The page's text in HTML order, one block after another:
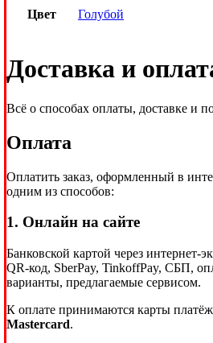
Цвет Голубой
Доставка и
Всё о способах оплаты, доставке и
Оплата
Оплатить заказ, оформленный в
одним из способов:
1. Онлайн на сайте
Банковской картой через интернет-
QR-код, SberPay, TinkoffPay, СБП,
варианты, предлагаемые сервисом.
К оплате принимаются карты
Mastercard.